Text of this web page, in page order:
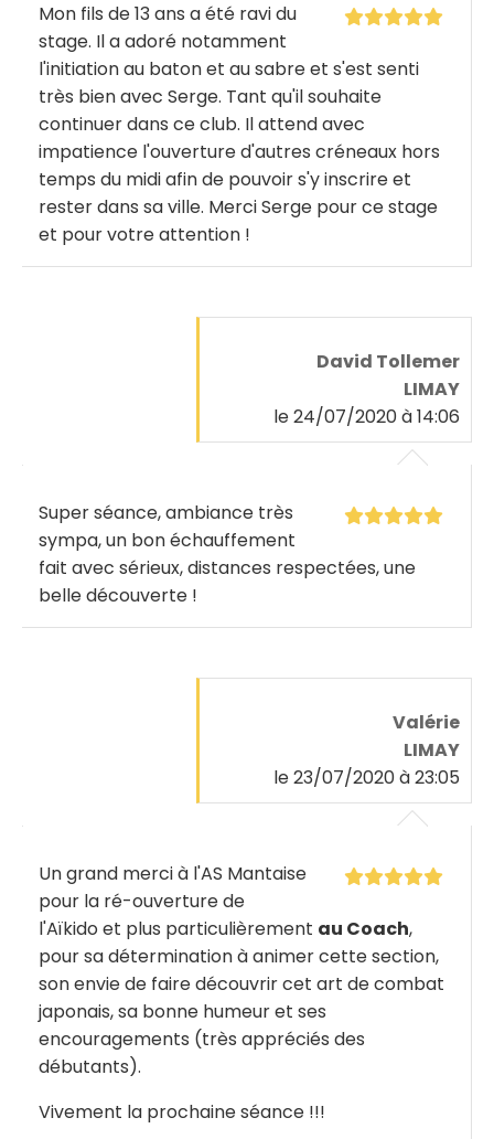
Mon fils de 13 ans a été ravi du
stage. Il a adoré notamment
l'initiation au baton et au sabre et s'est senti
très bien avec Serge. Tant qu'il souhaite
continuer dans ce club. Il attend avec
impatience l'ouverture d'autres créneaux hors
temps du midi afin de pouvoir s'y inscrire et
rester dans sa ville. Merci Serge pour ce stage
et pour votre attention !
David Tollemer
LIMAY
le 24/07/2020 à 14:06
Super séance, ambiance très
sympa, un bon échauffement
fait avec sérieux, distances respectées, une
belle découverte !
Valérie
LIMAY
le 23/07/2020 à 23:05
Un grand merci à l'AS Mantaise
pour la ré-ouverture de
l'Aïkido et plus particulièrement au Coach,
pour sa détermination à animer cette section,
son envie de faire découvrir cet art de combat
japonais, sa bonne humeur et ses
encouragements (très appréciés des
débutants).
Vivement la prochaine séance !!!